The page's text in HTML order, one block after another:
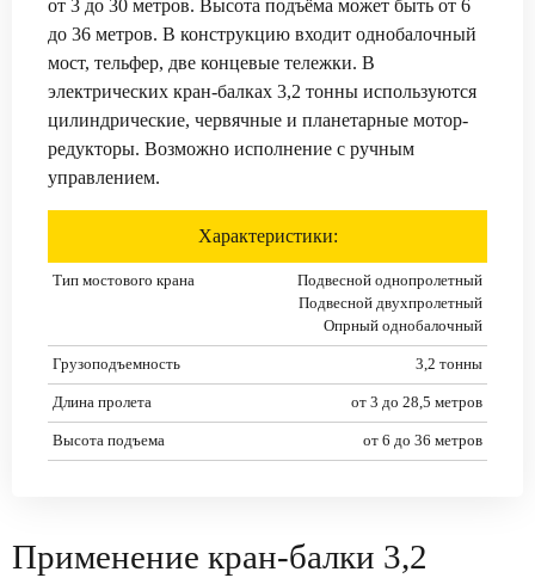
от 3 до 30 метров. Высота подъёма может быть от 6
до 36 метров. В конструкцию входит однобалочный
мост, тельфер, две концевые тележки. В
электрических кран-балках 3,2 тонны используются
цилиндрические, червячные и планетарные мотор-
редукторы. Возможно исполнение с ручным
управлением.
Характеристики:
Тип мостового крана
Подвесной однопролетный
Подвесной двухпролетный
Опрный однобалочный
Грузоподъемность 3,2 тонны
Длина пролета от 3 до 28,5 метров
Высота подъема от 6 до 36 метров
Применение кран-балки 3,2